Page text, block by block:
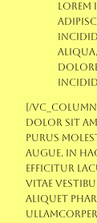
aliqua.
[/
dolor sit
purus
augue. In
efficitur
vitae
aliquet